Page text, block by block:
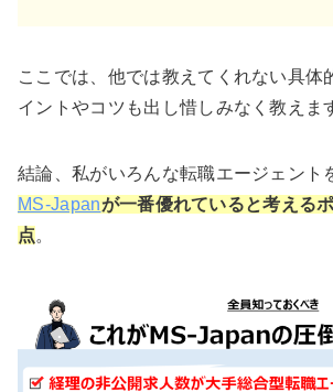
ここでは、他では教えてくれない具体
イントやコツも出し惜しみなく教えま
結論、私がいろんな転職エージェント
MS-Japanが一番優れていると考える
点。